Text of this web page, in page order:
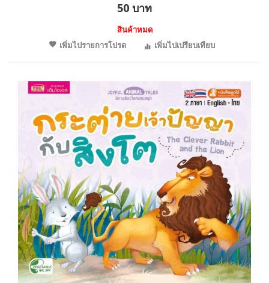
50 บาท
สินค้าหมด
เพิ่มไปรายการโปรด
เพิ่มไปเปรียบเทียบ